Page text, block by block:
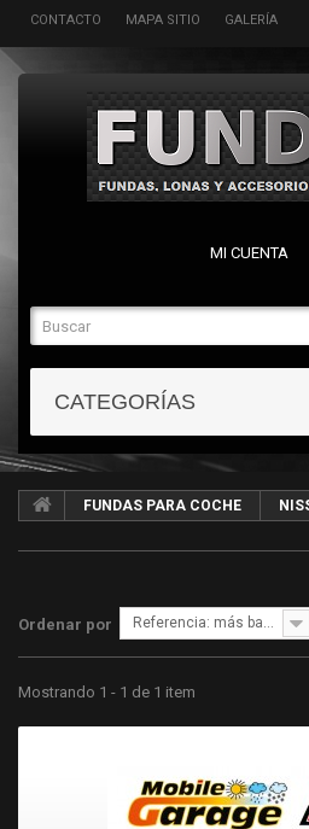
CONTACTO MAPA SITIO GALERÍA
MI CUENTA
CATEGORÍAS
FUNDAS PARA COCHE
Ordenar por Referencia: más bajo primero
Mostrando 1 - 1 de 1 item